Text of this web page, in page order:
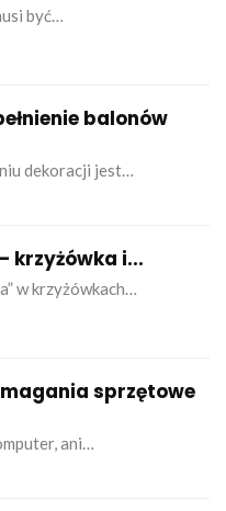
być…
balonów
dekoracji jest…
krzyżówka i...
w krzyżówkach…
sprzętowe
ani…